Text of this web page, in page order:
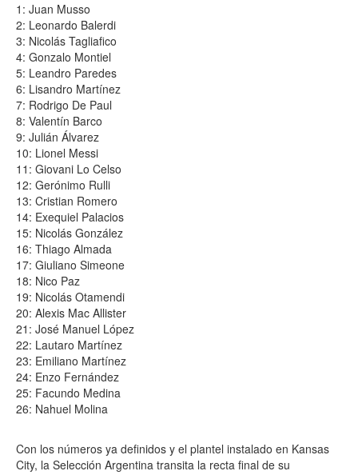
1: Juan Musso
2: Leonardo Balerdi
3: Nicolás Tagliafico
4: Gonzalo Montiel
5: Leandro Paredes
6: Lisandro Martínez
7: Rodrigo De Paul
8: Valentín Barco
9: Julián Álvarez
10: Lionel Messi
11: Giovani Lo Celso
12: Gerónimo Rulli
13: Cristian Romero
14: Exequiel Palacios
15: Nicolás González
16: Thiago Almada
17: Giuliano Simeone
18: Nico Paz
19: Nicolás Otamendi
20: Alexis Mac Allister
21: José Manuel López
22: Lautaro Martínez
23: Emiliano Martínez
24: Enzo Fernández
25: Facundo Medina
26: Nahuel Molina
Con los números ya definidos y el plantel instalado en Kansas
City, la Selección Argentina transita la recta final de su